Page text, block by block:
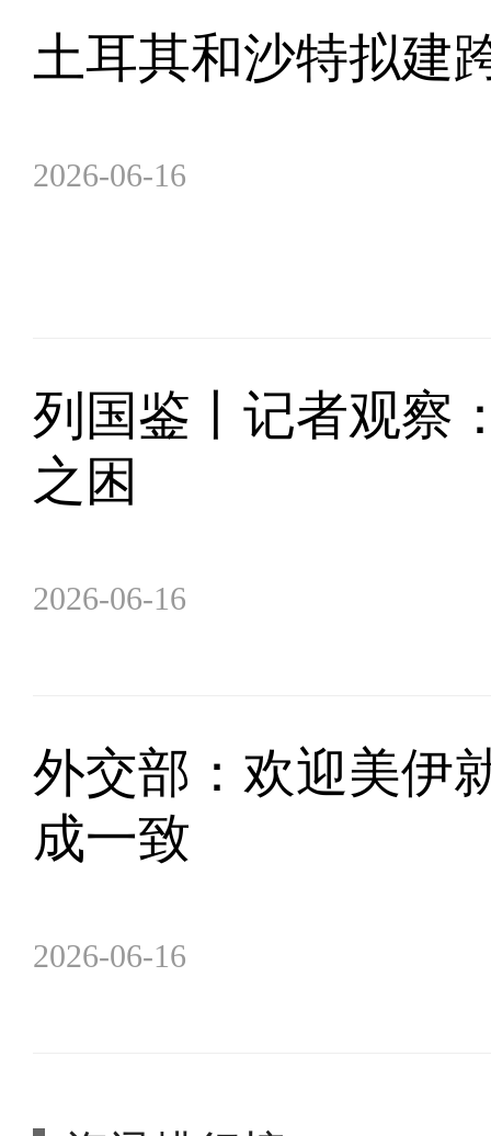
土耳其和沙特拟建
2026-06-16
列国鉴丨记者观察
之困
2026-06-16
外交部：欢迎美伊
成一致
2026-06-16